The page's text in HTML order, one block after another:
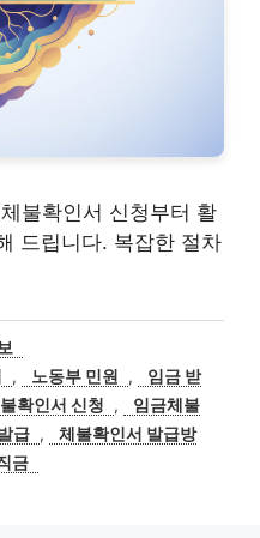
불확인서 신청부터 활
드립니다. 복잡한 절차
, 노동부 민원 ,
임금 받
확인서 신청 ,
임금체불
급 ,
체불확인서 발급방
금